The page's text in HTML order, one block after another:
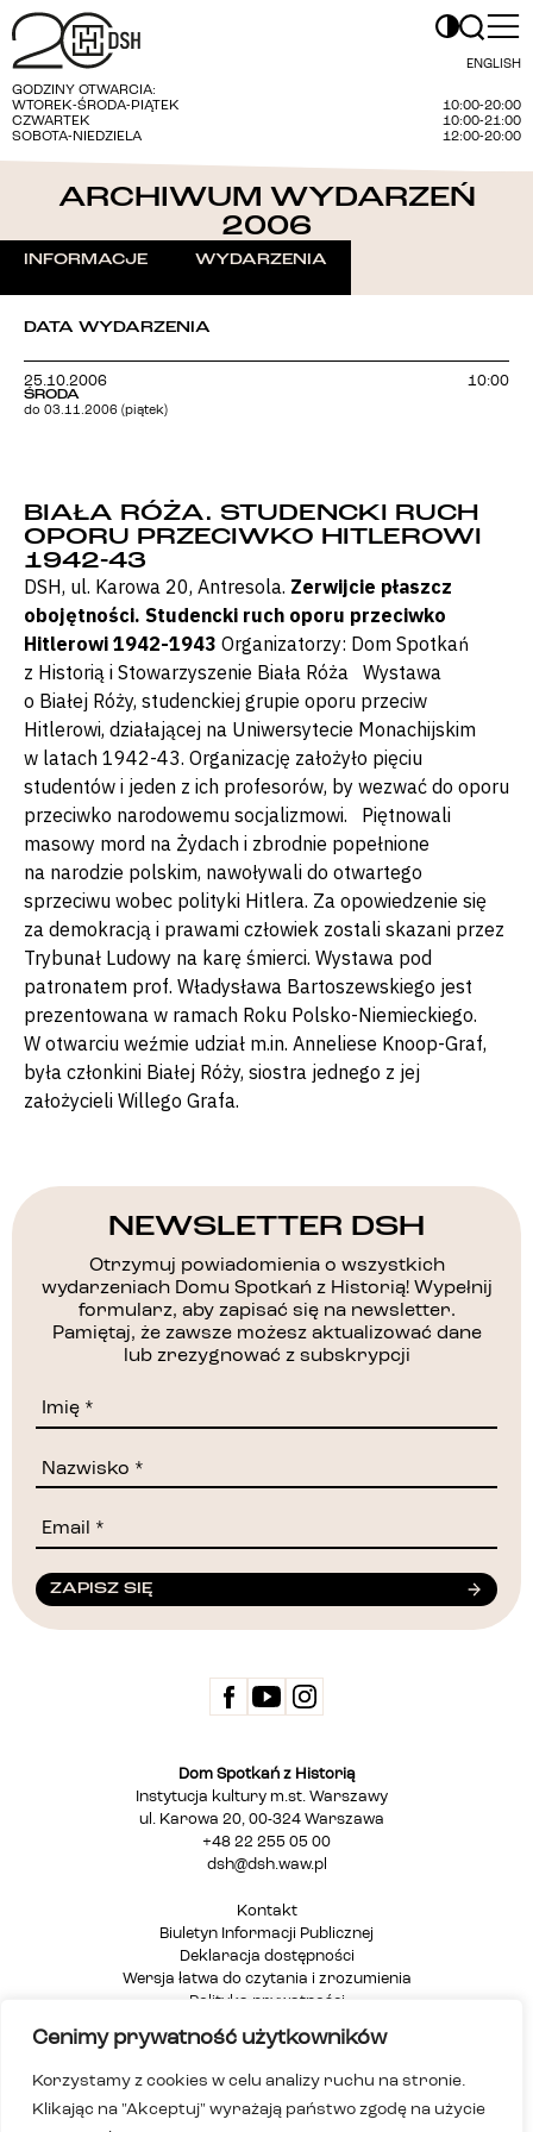
Cenimy prywatność użytkowników
Korzystamy z cookies w celu analizy ruchu na stronie.
Klikając na "Akceptuj" wyrażają państwo zgodę na użycie
ENGLISH
GODZINY OTWARCIA:
WTOREK-ŚRODA-PIĄTEK
10:00-20:00
CZWARTEK
10:00-21:00
SOBOTA-NIEDZIELA
12:00-20:00
ARCHIWUM WYDARZEŃ
2006
INFORMACJE WYDARZENIA
DATA WYDARZENIA
25.10.2006
ŚRODA
do 03.11.2006 (piątek)
10:00
BIAŁA RÓŻA. STUDENCKI RUCH
OPORU PRZECIWKO HITLEROWI
1942-43
DSH, ul. Karowa 20, Antresola. Zerwijcie płaszcz
obojętności. Studencki ruch oporu przeciwko
Hitlerowi 1942-1943 Organizatorzy: Dom Spotkań
z Historią i Stowarzyszenie Biała Róża Wystawa
o Białej Róży, studenckiej grupie oporu przeciw
Hitlerowi, działającej na Uniwersytecie Monachijskim
w latach 1942-43. Organizację założyło pięciu
studentów i jeden z ich profesorów, by wezwać do oporu
przeciwko narodowemu socjalizmowi. Piętnowali
masowy mord na Żydach i zbrodnie popełnione
na narodzie polskim, nawoływali do otwartego
sprzeciwu wobec polityki Hitlera. Za opowiedzenie się
za demokracją i prawami człowiek zostali skazani przez
Trybunał Ludowy na karę śmierci. Wystawa pod
patronatem prof. Władysława Bartoszewskiego jest
prezentowana w ramach Roku Polsko-Niemieckiego.
W otwarciu weźmie udział m.in. Anneliese Knoop-Graf,
była członkini Białej Róży, siostra jednego z jej
założycieli Willego Grafa.
NEWSLETTER DSH
Otrzymuj powiadomienia o wszystkich
wydarzeniach Domu Spotkań z Historią! Wypełnij
formularz, aby zapisać się na newsletter.
Pamiętaj, że zawsze możesz aktualizować dane
lub zrezygnować z subskrypcji
ZAPISZ SIĘ
Dom Spotkań z Historią
Instytucja kultury m.st. Warszawy
ul. Karowa 20, 00-324 Warszawa
+48 22 255 05 00
dsh@dsh.waw.pl
Kontakt
Biuletyn Informacji Publicznej
Deklaracja dostępności
Wersja łatwa do czytania i zrozumienia
Polityka prywatności
Mapa strony